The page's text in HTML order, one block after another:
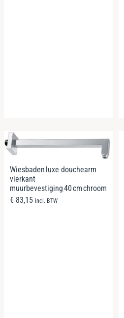
Wiesbaden luxe douchearm
vierkant
muurbevestiging 40 cm chroom
€ 83,15 incl. BTW